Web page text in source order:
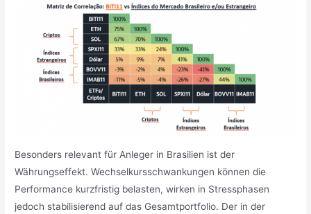
Besonders relevant für Anleger in Brasilien ist der
Währungseffekt. Wechselkursschwankungen können die
Performance kurzfristig belasten, wirken in Stressphasen
jedoch stabilisierend auf das Gesamtportfolio. Der in der